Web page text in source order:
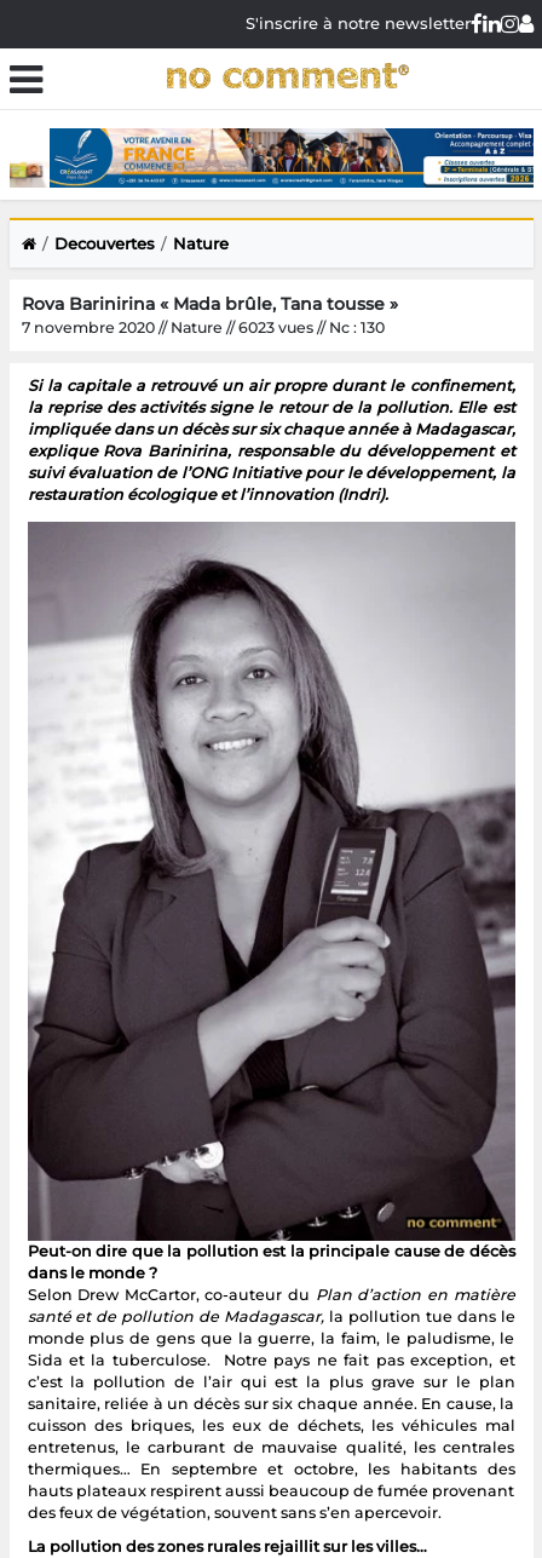
S'inscrire à notre newsletter
Decouvertes Nature
Rova Barinirina « Mada brûle, Tana tousse »
7 novembre 2020 // Nature // 6023 vues // Nc : 130
Si la capitale a retrouvé un air propre durant le confinement,
la reprise des activités signe le retour de la pollution. Elle est
impliquée dans un décès sur six chaque année à Madagascar,
explique Rova Barinirina, responsable du développement et
suivi évaluation de l’ONG Initiative pour le développement, la
restauration écologique et l’innovation (Indri).
Peut-on dire que la pollution est la principale cause de décès
dans le monde ?
Selon Drew McCartor, co-auteur du Plan d’action en matière
santé et de pollution de Madagascar, la pollution tue dans le
monde plus de gens que la guerre, la faim, le paludisme, le
Sida et la tuberculose. Notre pays ne fait pas exception, et
c’est la pollution de l’air qui est la plus grave sur le plan
sanitaire, reliée à un décès sur six chaque année. En cause, la
cuisson des briques, les eux de déchets, les véhicules mal
entretenus, le carburant de mauvaise qualité, les centrales
thermiques… En septembre et octobre, les habitants des
hauts plateaux respirent aussi beaucoup de fumée provenant
des feux de végétation, souvent sans s’en apercevoir.
La pollution des zones rurales rejaillit sur les villes…